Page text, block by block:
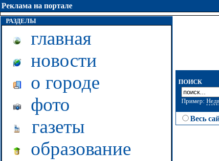
Реклама на портале
РАЗДЕЛЫ
главная
новости
о городе
фото
газеты
образование
ПОИСК
Пример:
Весь